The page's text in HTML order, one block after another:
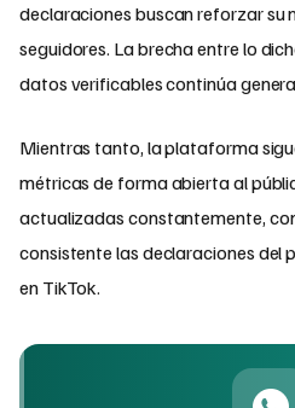
declaraciones buscan reforzar su
seguidores. La brecha entre lo
datos verificables continúa
Mientras tanto, la plataforma
métricas de forma abierta al
actualizadas constantemente,
consistente las declaraciones del
en TikTok.